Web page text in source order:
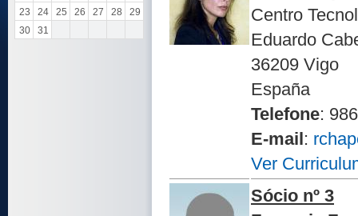
23
24 25 26 27 28
29
30
31
Centro
Eduardo
36209 Vigo
España
Telefone:
E-mail:
Ver
Sócio nº 3